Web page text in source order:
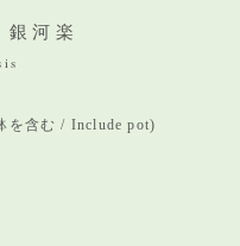
河楽
を含む / Include pot)